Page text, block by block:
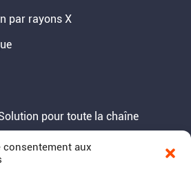
par rayons X
pour toute la chaîne
consentement aux